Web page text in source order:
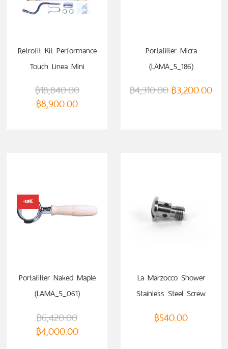
Retrofit Kit Performance
Touch Linea Mini
฿18,840.00
฿8,900.00
Portafilter Micra
(LAMA_5_186)
฿4,310.00 ฿3,200.00
-38%
Portafilter Naked Maple
(LAMA_5_061)
฿6,420.00
฿4,000.00
La Marzocco Shower
Stainless Steel Screw
฿540.00